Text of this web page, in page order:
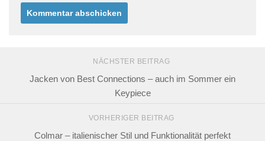
NÄCHSTER BEITRAG
Jacken von Best Connections – auch im Sommer ein
Keypiece
VORHERIGER BEITRAG
Colmar – italienischer Stil und Funktionalität perfekt